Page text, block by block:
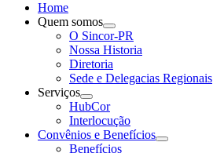
Home
Quem somos
O Sincor-PR
Nossa Historia
Diretoria
Sede e Delegacias Regionais
Serviços
HubCor
Interlocução
Convênios e Benefícios
Benefícios